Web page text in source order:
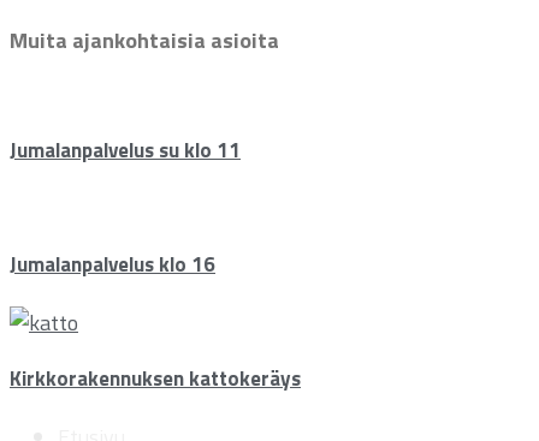
Muita ajankohtaisia asioita
Jumalanpalvelus su klo 11
Jumalanpalvelus klo 16
Kirkkorakennuksen kattokeräys